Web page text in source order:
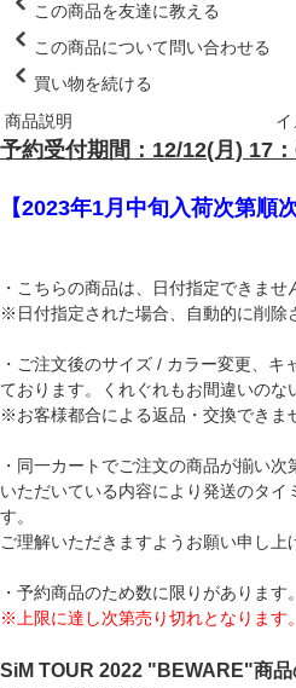
この商品を友達に教える
この商品について問い合わせる
買い物を続ける
商品説明
予約受付期間：12/12(月) 17
【2023年1月中旬入荷次第順
・こちらの商品は、日付指定できませ
※日付指定された場合、自動的に削除
・ご注文後のサイズ / カラー変更、
ております。くれぐれもお間違いのな
※お客様都合による返品・交換できま
・同一カートでご注文の商品が揃い
いただいている内容により発送のタイ
す。
ご理解いただきますようお願い申し上
・予約商品のため数に限りがあります。
※上限に達し次第売り切れとなります。
SiM TOUR 2022 "BEWARE"商